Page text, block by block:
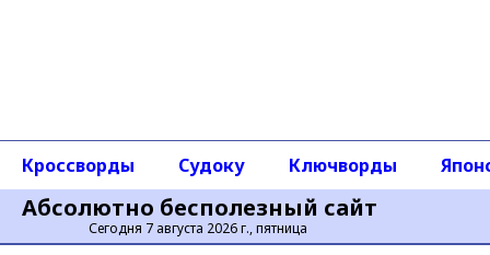
Абсолютно бесполезный сайт
Сегодня 7 августа 2026 г., пятница
Кроссворды Судоку Ключворды